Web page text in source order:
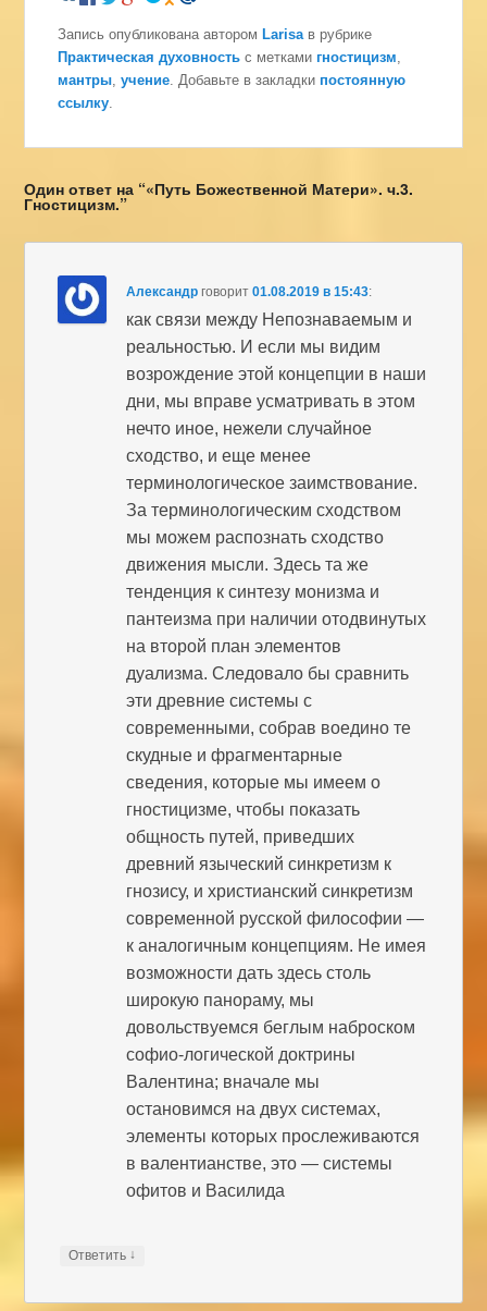
Запись опубликована автором Larisa в рубрике
Практическая духовность с метками гностицизм
мантры ,учение . Добавьте в закладки постоянную
ссылку
Один ответ на “«Путь Божественной Матери». ч.3.
Гностицизм.”
Александр говорит 01.08.2019 в 15:43:
как связи между Непознаваемым и
реальностью. И если мы видим
возрождение этой концепции в наши
дни, мы вправе усматривать в этом
нечто иное, нежели случайное
сходство, и еще менее
терминологическое заимствование.
За терминологическим сходством
мы можем распознать сходство
движения мысли. Здесь та же
тенденция к синтезу монизма и
пантеизма при наличии отодвинутых
на второй план элементов
дуализма. Следовало бы сравнить
эти древние системы с
современными, собрав воедино те
скудные и фрагментарные
сведения, которые мы имеем о
гностицизме, чтобы показать
общность путей, приведших
древний языческий синкретизм к
гнозису, и христианский синкретизм
современной русской философии —
к аналогичным концепциям. Не имея
возможности дать здесь столь
широкую панораму, мы
довольствуемся беглым наброском
софио-логической доктрины
Валентина; вначале мы
остановимся на двух системах,
элементы которых прослеживаются
в валентианстве, это — системы
офитов и Василида
Ответить ↓